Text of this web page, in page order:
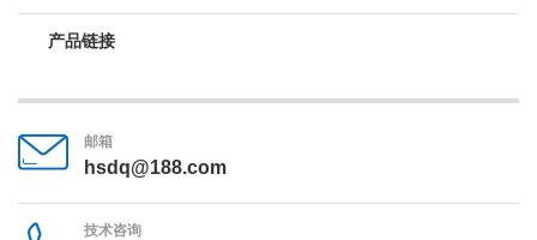
产品链接
邮箱
hsdq@188.com
技术咨询